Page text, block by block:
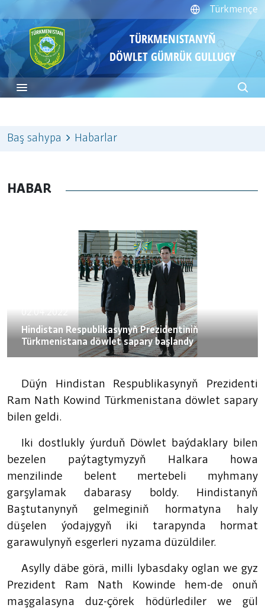
Türkmençe
TÜRKMENISTANYŇ
DÖWLET GÜMRÜK GULLUGY
Baş sahypa Habarlar
HABAR
Hindistan Respublikasynyň Prezidentiniň
Türkmenistana döwlet sapary başlandy
Düýn Hindistan Respublikasynyň Prezidenti
Ram Nath Kowind Türkmenistana döwlet sapary
bilen geldi.
Iki dostlukly ýurduň Döwlet baýdaklary bilen
bezelen paýtagtymyzyň Halkara howa
menzilinde belent mertebeli myhmany
garşylamak dabarasy boldy. Hindistanyň
Baştutanynyň gelmeginiň hormatyna haly
düşelen ýodajygyň iki tarapynda hormat
garawulynyň esgerleri nyzama düzüldiler.
Asylly däbe görä, milli lybasdaky oglan we gyz
Prezident Ram Nath Kowinde hem-de onuň
maşgalasyna duz-çörek hödürlediler we gül